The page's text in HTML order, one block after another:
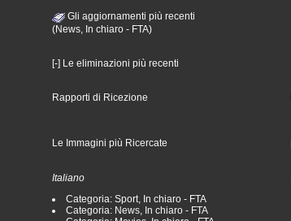
Gli aggiornamenti più recenti
(News, In chiaro - FTA)
[-] Le eliminazioni più recenti
Rapporti di Ricezione
Le Immagini più Ricercate
Italiano
Categoria: Sport, In chiaro - FTA
Categoria: News, In chiaro - FTA